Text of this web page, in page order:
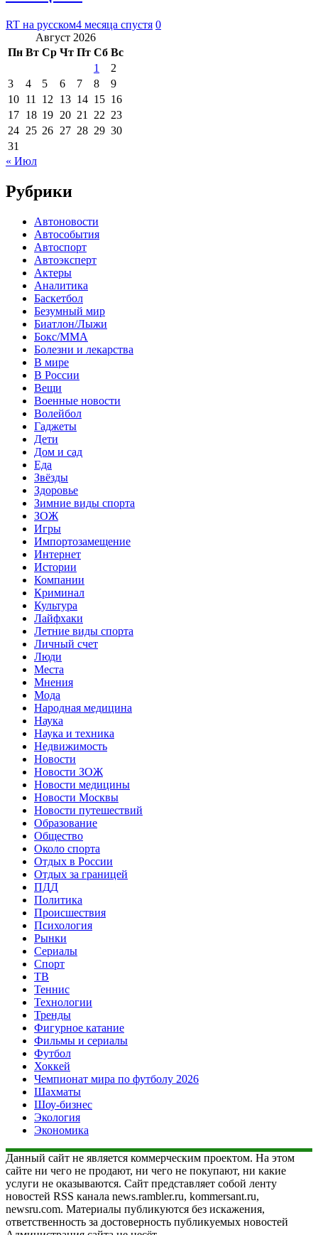
RT на русском4 месяца спустя 0
Август 2026
Пн Вт Ср Чт Пт Сб Вс
1
2
3
4 5 6 7 8
9
10 11 12 13 14 15 16
17 18 19 20 21 22 23
24 25 26 27 28 29 30
31
« Июл
Рубрики
Автоновости
Автособытия
Автоспорт
Автоэксперт
Актеры
Аналитика
Баскетбол
Безумный мир
Биатлон/Лыжи
Бокс/MMA
Болезни и лекарства
В мире
В России
Вещи
Военные новости
Волейбол
Гаджеты
Дети
Дом и сад
Еда
Звёзды
Здоровье
Зимние виды спорта
ЗОЖ
Игры
Импортозамещение
Интернет
Истории
Компании
Криминал
Культура
Лайфхаки
Летние виды спорта
Личный счет
Люди
Места
Мнения
Мода
Народная медицина
Наука
Наука и техника
Недвижимость
Новости
Новости ЗОЖ
Новости медицины
Новости Москвы
Новости путешествий
Образование
Общество
Около спорта
Отдых в России
Отдых за границей
ПДД
Политика
Происшествия
Психология
Рынки
Сериалы
Спорт
ТВ
Теннис
Технологии
Тренды
Фигурное катание
Фильмы и сериалы
Футбол
Хоккей
Чемпионат мира по футболу 2026
Шахматы
Шоу-бизнес
Экология
Экономика
Данный сайт не является коммерческим проектом. На этом
сайте ни чего не продают, ни чего не покупают, ни какие
услуги не оказываются. Сайт представляет собой ленту
новостей RSS канала news.rambler.ru, kommersant.ru,
newsru.com. Материалы публикуются без искажения,
ответственность за достоверность публикуемых новостей